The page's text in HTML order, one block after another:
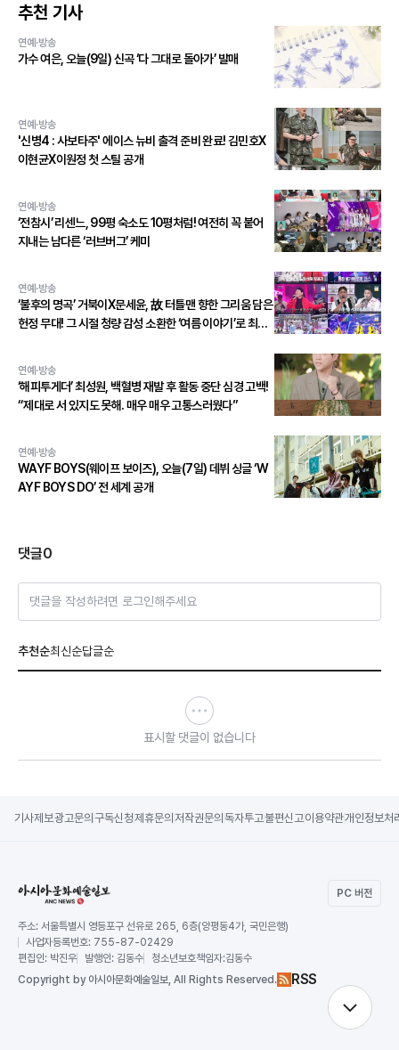
추천 기사
연예·방송
가수 여은, 오늘(9일) 신곡 ‘다 그대로 돌아가’ 발매
연예·방송
'신병4 : 사보타주' 에이스 뉴비 출격 준비 완료! 김민호X
이현균X이원정 첫 스틸 공개
연예·방송
‘전참시’ 리센느, 99평 숙소도 10평처럼! 여전히 꼭 붙어
지내는 남다른 ‘러브버그’ 케미
연예·방송
‘불후의 명곡’ 거북이X문세윤, 故 터틀맨 향한 그리움 담은
헌정 무대! 그 시절 청량 감성 소환한 ‘여름 이야기’로 최종
연예·방송
‘해피투게더’ 최성원, 백혈병 재발 후 활동 중단 심경 고백!
“제대로 서 있지도 못해. 매우 매우 고통스러웠다”
연예·방송
WAYF BOYS(웨이프 보이즈), 오늘(7일) 데뷔 싱글 ‘W
AYF BOYS DO’ 전 세계 공개
댓글0
댓글을 작성하려면 로그인해주세요
추천순최신순답글순
표시할 댓글이 없습니다
기사제보광고문의 구독신청제휴문의 저작권문의 독자투고불편신고이용약관개인정보처
PC 버전
주소: 서울특별시 영등포구 선유로 265, 6층(양평동4가, 국민은행)
사업자등록번호: 755-87-02429
편집인: 박진우 발행인: 김동수 청소년보호책임자:김동수
Copyright by 아시아문화예술일보, All Rights Reserved. RSS